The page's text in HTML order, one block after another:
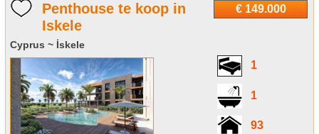
€ 149.000
Penthouse te koop in
Iskele
Cyprus ~ İskele
1
1
93